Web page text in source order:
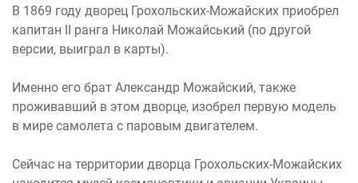
В 1869 году дворец Грохольских-Можайских приобрел
капитан II ранга Николай Можайський (по другой
версии, выиграл в карты).
Именно его брат Александр Можайский, также
проживавший в этом дворце, изобрел первую модель
в мире самолета с паровым двигателем.
Сейчас на территории дворца Грохольских-Можайских